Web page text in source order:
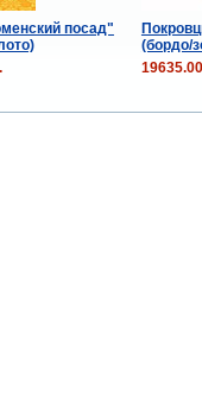
посад"
(бордо/